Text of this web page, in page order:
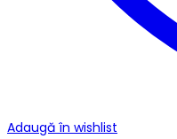
Adaugă în wishlist